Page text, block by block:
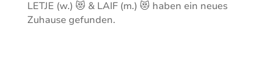
LETJE (w.) 😻 & LAIF (m.) 😻 haben ein neues
Zuhause gefunden.